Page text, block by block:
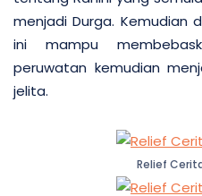
menjadi Durga. Kemudian
ini mampu
peruwatan kemudian
jelita.
Relief